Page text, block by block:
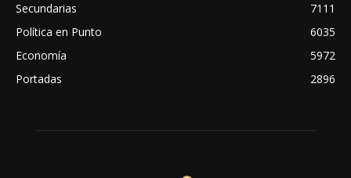
Secundarias
7111
Política en Punto
6035
Economía
5972
Portadas
2896